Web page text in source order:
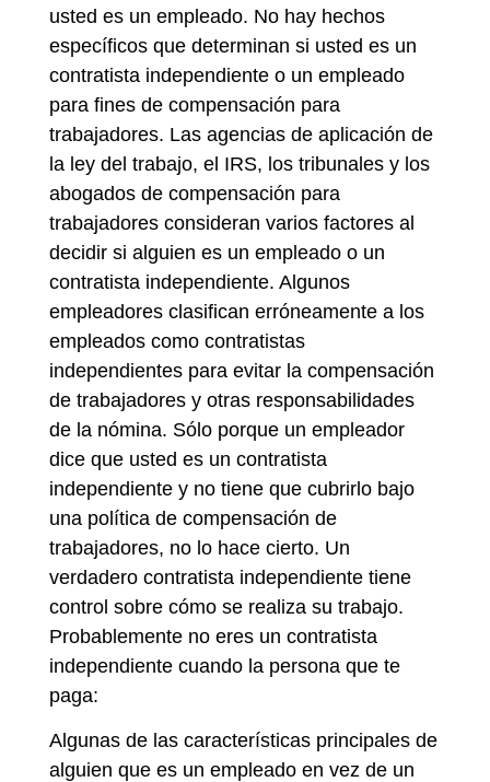
usted es un empleado. No hay hechos
específicos que determinan si usted es un
contratista independiente o un empleado
para fines de compensación para
trabajadores. Las agencias de aplicación de
la ley del trabajo, el IRS, los tribunales y los
abogados de compensación para
trabajadores consideran varios factores al
decidir si alguien es un empleado o un
contratista independiente. Algunos
empleadores clasifican erróneamente a los
empleados como contratistas
independientes para evitar la compensación
de trabajadores y otras responsabilidades
de la nómina. Sólo porque un empleador
dice que usted es un contratista
independiente y no tiene que cubrirlo bajo
una política de compensación de
trabajadores, no lo hace cierto. Un
verdadero contratista independiente tiene
control sobre cómo se realiza su trabajo.
Probablemente no eres un contratista
independiente cuando la persona que te
paga:
Algunas de las características principales de
alguien que es un empleado en vez de un